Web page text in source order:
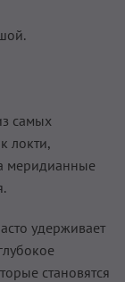
самых
локти,
меридианные
удерживает
становятся